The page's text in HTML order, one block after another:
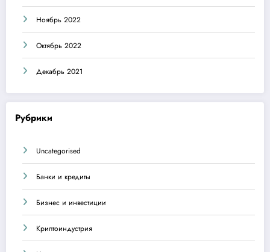
Ноябрь 2022
Октябрь 2022
Декабрь 2021
Рубрики
Uncategorised
Банки и кредиты
Бизнес и инвестиции
Криптоиндустрия